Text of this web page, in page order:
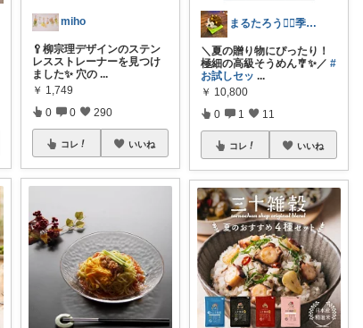
miho
🥄柳宗理デザインのステン
レスストレーナーを見つけ
ました✨ 穴の ...
￥ 1,749
0 0 290
コレ いいね
まるたろう🙂‍↕️季節アイテム
＼夏の贈り物にぴったり！
極細の高級そうめん🎐✨／#
お試しセッ ...
￥ 10,800
0 1 11
コレ いいね